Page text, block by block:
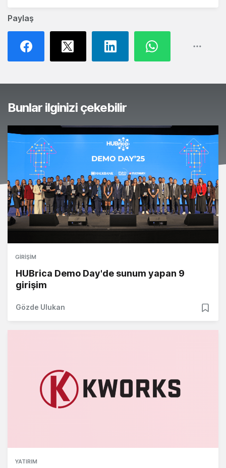
Paylaş
Bunlar ilginizi çekebilir
GIRIŞIM
HUBrica Demo Day'de sunum yapan 9
girişim
Gözde Ulukan
YATIRIM